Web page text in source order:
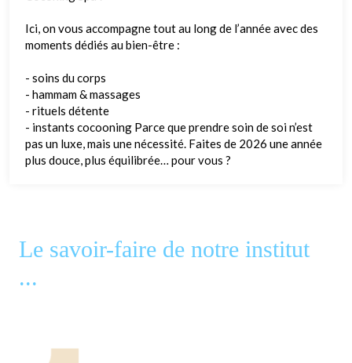
Ici, on vous accompagne tout au long de l’année avec des
moments dédiés au bien-être :
- soins du corps
- hammam & massages
- rituels détente
- instants cocooning Parce que prendre soin de soi n’est
pas un luxe, mais une nécessité. Faites de 2026 une année
plus douce, plus équilibrée… pour vous ?
Le savoir-faire de notre institut
...